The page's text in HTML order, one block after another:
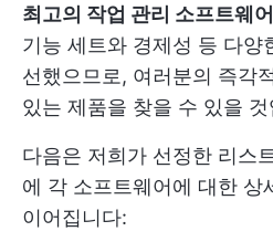
최고의 작업 관리 소프트웨어
기능 세트와 경제성 등 다양
선했으므로, 여러분의 즉각
있는 제품을 찾을 수 있을
다음은 저희가 선정한 리스
에 각 소프트웨어에 대한 상
이어집니다: